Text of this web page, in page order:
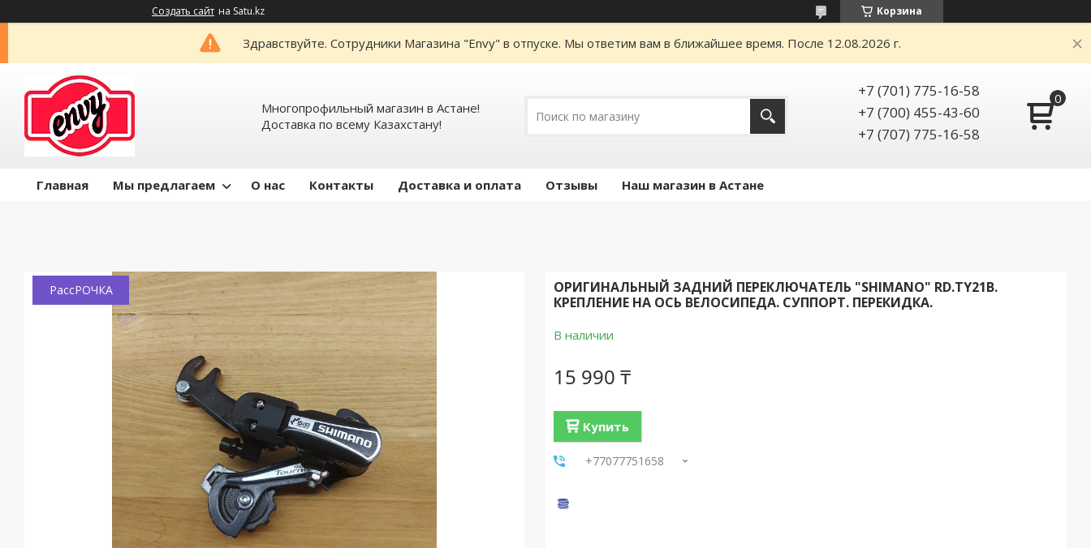
Создать сайт на Satu.kz Корзина
Здравствуйте. Сотрудники Магазина "Envy" в отпуске. Мы ответим вам в ближайшее время. После 12.08.2026 г.
Многопрофильный магазин в Астане!
Доставка по всему Казахстану!
+7 (701) 775-16-58
+7 (700) 455-43-60
+7 (707) 775-16-58
Главная Мы предлагаем О нас Контакты Доставка и оплата Отзывы Наш магазин в Астане
РассРОЧКА
ОРИГИНАЛЬНЫЙ ЗАДНИЙ ПЕРЕКЛЮЧАТЕЛЬ "SHIMANO" RD.TY21B.
КРЕПЛЕНИЕ НА ОСЬ ВЕЛОСИПЕДА. СУППОРТ. ПЕРЕКИДКА.
В наличии
15 990 ₸
Купить
+77077751658